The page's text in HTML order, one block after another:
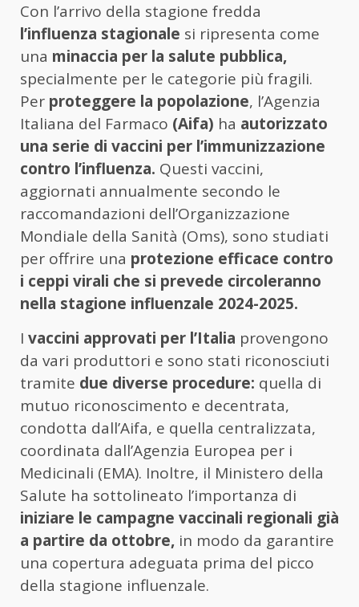
Con l’arrivo della stagione fredda
l’influenza stagionale si ripresenta come
una minaccia per la salute pubblica,
specialmente per le categorie più fragili.
Per proteggere la popolazione, l’Agenzia
Italiana del Farmaco (Aifa) ha autorizzato
una serie di vaccini per l’immunizzazione
contro l’influenza. Questi vaccini,
aggiornati annualmente secondo le
raccomandazioni dell’Organizzazione
Mondiale della Sanità (Oms), sono studiati
per offrire una protezione efficace contro
i ceppi virali che si prevede circoleranno
nella stagione influenzale 2024-2025.
I vaccini approvati per l’Italia provengono
da vari produttori e sono stati riconosciuti
tramite due diverse procedure: quella di
mutuo riconoscimento e decentrata,
condotta dall’Aifa, e quella centralizzata,
coordinata dall’Agenzia Europea per i
Medicinali (EMA). Inoltre, il Ministero della
Salute ha sottolineato l’importanza di
iniziare le campagne vaccinali regionali già
a partire da ottobre, in modo da garantire
una copertura adeguata prima del picco
della stagione influenzale.